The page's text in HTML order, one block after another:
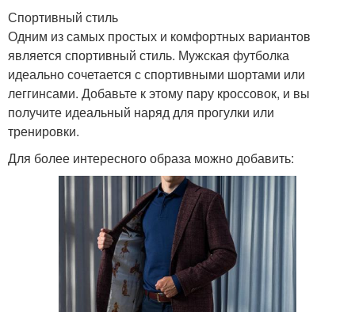
Спортивный стиль
Одним из самых простых и комфортных вариантов
является спортивный стиль. Мужская футболка
идеально сочетается с спортивными шортами или
леггинсами. Добавьте к этому пару кроссовок, и вы
получите идеальный наряд для прогулки или
тренировки.
Для более интересного образа можно добавить: